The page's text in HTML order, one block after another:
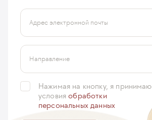
Адрес электронной почты
Направление
Нажимая на кнопку, я принимаю
условияобработки
персональных данных